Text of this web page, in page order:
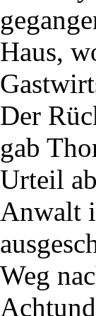
Haus,
Der
gab
Urteil
Anwalt
Weg